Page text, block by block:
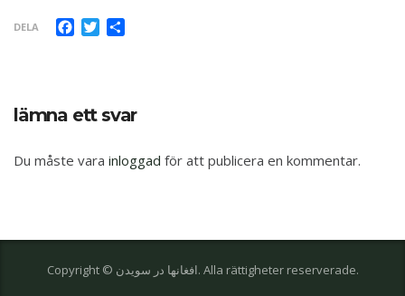
DELA Facebook
Twitter
lämna ett svar
Du måste vara inloggad för att publicera en kommentar.
Copyright © افغانها در سویدن. Alla rättigheter reserverade.